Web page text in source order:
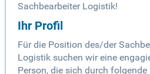
Sachbearbeiter Logistik!
Ihr Profil
Für die Position des/der
Logistik suchen wir eine
Person, die sich durch